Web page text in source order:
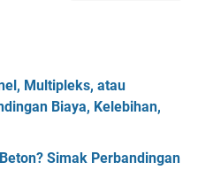
Multipleks, atau
Biaya, Kelebihan,
Simak Perbandingan